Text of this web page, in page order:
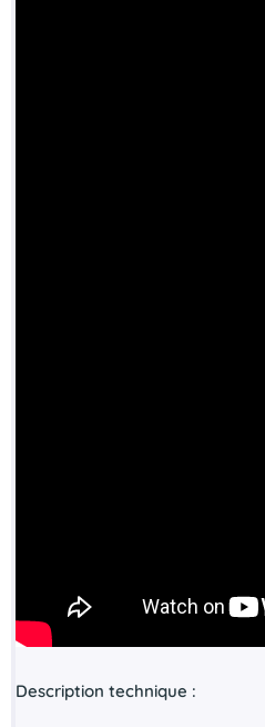
Description technique :